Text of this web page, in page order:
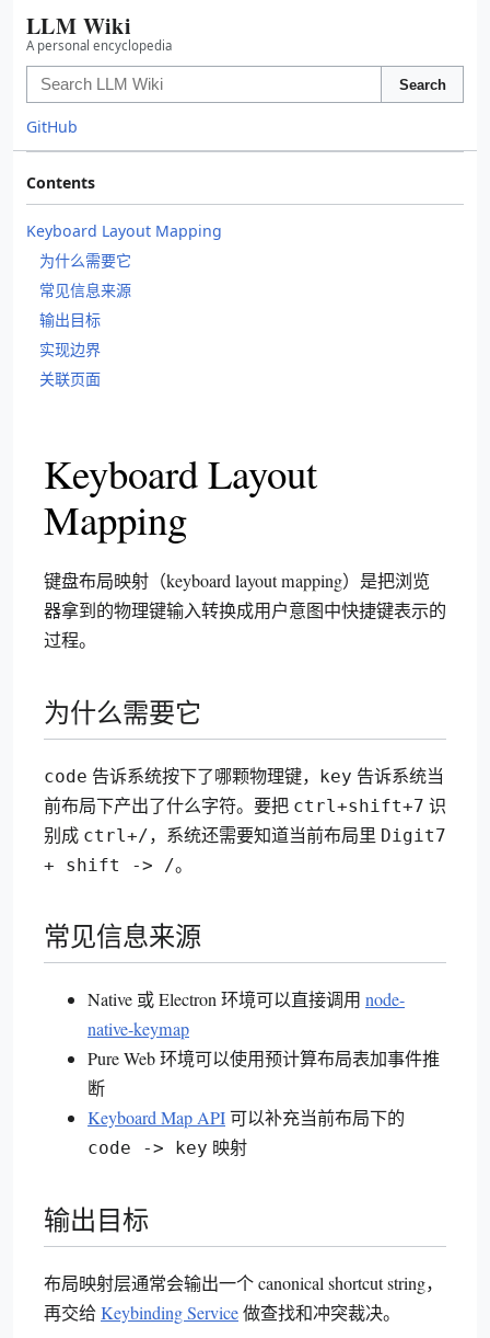
LLM Wiki
A personal encyclopedia
Search
GitHub
Contents
Keyboard Layout Mapping
为什么需要它
常见信息来源
输出目标
实现边界
关联页面
Keyboard Layout
Mapping
键盘布局映射（keyboard layout mapping）是把浏览
器拿到的物理键输入转换成用户意图中快捷键表示的
过程。
为什么需要它
code 告诉系统按下了哪颗物理键， key 告诉系统当
前布局下产出了什么字符。要把 ctrl+shift+7 识
别成 ctrl+/，系统还需要知道当前布局里 Digit7
+ shift -> /。
常见信息来源
Native 或 Electron 环境可以直接调用 node-
native-keymap
Pure Web 环境可以使用预计算布局表加事件推
断
Keyboard Map API可以补充当前布局下的
code -> key 映射
输出目标
布局映射层通常会输出一个 canonical shortcut string，
再交给Keybinding Service做查找和冲突裁决。